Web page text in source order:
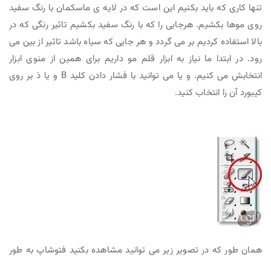
تنها کاری که باید بکنیم این است که در لایه ی ماسکمان با رنگ سفید
روی موها بکشیم. هرجایی را که با رنگ سفید بکشیم تاثیر رنگی که در
بالا استفاده کردیم بر می گردد و هر جایی که سیاه باشد تاثیر از بین می
رود. در ابتدا ما نیاز به ابزار قلم مو داریم برای همین از منوی ابزار
انتخابش می کنیم. و یا می توانید با فشار دادن کلید B و یا ذ بر روی
کیبورد آن را انتخاب کنید.
همان طور که در تصویر زیر می توانید مشاهده بکنید فتوشاپ به طور